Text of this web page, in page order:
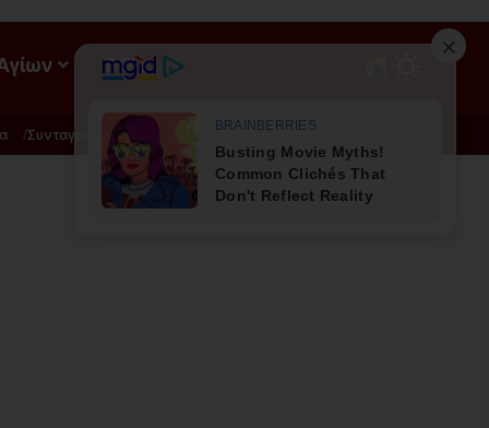
ΡΟΗ
Συνταγές Διατροφή - Φυσική Ιατρική